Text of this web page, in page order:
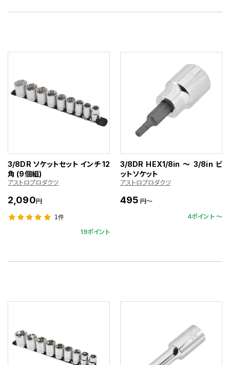
3/8DR ソケットセット インチ 12
角 (9個組)
アストロプロダクツ
2,090円
1件
19ポイント
3/8DR HEX1/8in ～ 3/8in ビ
ットソケット
アストロプロダクツ
495 円～
4ポイント 〜